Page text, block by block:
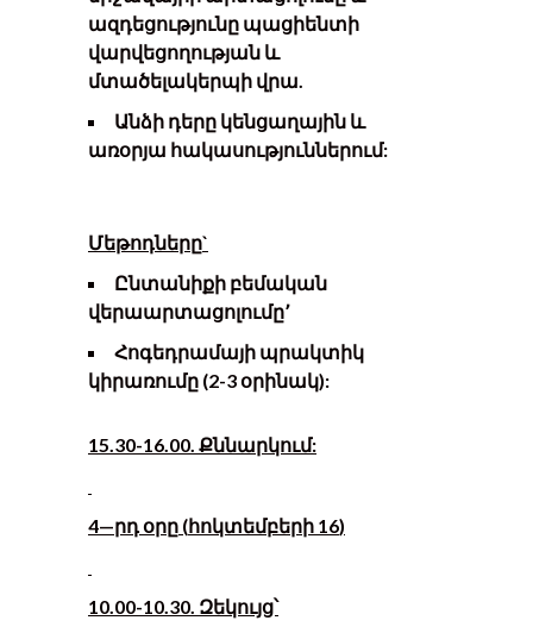
ազդեցությունը պացիենտի
վարվեցողության և
մտածելակերպի վրա.
Անձի դերը կենցաղային և
առօրյա հակասություններում:
Մեթոդները`
Ընտանիքի բեմական
վերաարտացոլումը՚
Հոգեդրամայի պրակտիկ
կիրառումը (2-3 օրինակ):
15.30-16.00. Քննարկում:
4—րդ օրը (հոկտեմբերի 1 6)
10.00-10.30. Զեկույց՝